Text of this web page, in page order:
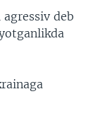
deb